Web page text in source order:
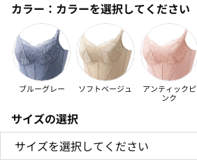
カラー： カラーを選択してください
ブルーグレー ソフトベージュ
アンティックピ
ンク
サイズの選択